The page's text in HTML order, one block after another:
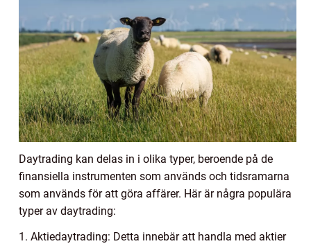
Daytrading kan delas in i olika typer, beroende på de
finansiella instrumenten som används och tidsramarna
som används för att göra affärer. Här är några populära
typer av daytrading:
1. Aktiedaytrading: Detta innebär att handla med aktier